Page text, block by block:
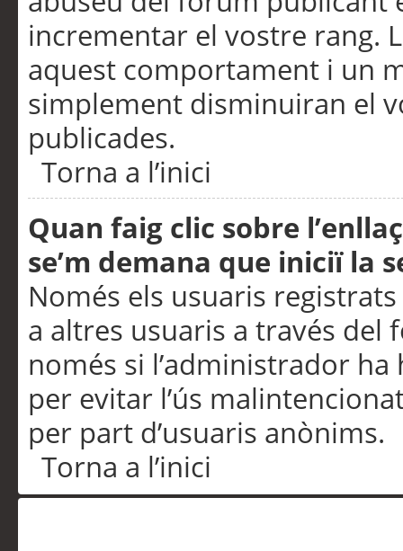
incrementar el vostre rang.
aquest comportament i un
simplement disminuiran el
publicades.
Torna a l’inici
Quan faig clic sobre
se’m demana que iniciï la
Només els usuaris
a altres usuaris a través
només si l’administrador
per evitar l’ús
per part d’usuaris anònims.
Torna a l’inici